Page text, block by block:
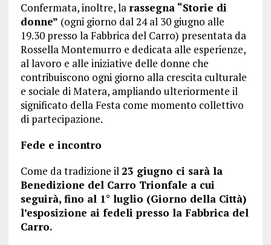
Confermata, inoltre, la rassegna “Storie di
donne” (ogni giorno dal 24 al 30 giugno alle
19.30 presso la Fabbrica del Carro) presentata da
Rossella Montemurro e dedicata alle esperienze,
al lavoro e alle iniziative delle donne che
contribuiscono ogni giorno alla crescita culturale
e sociale di Matera, ampliando ulteriormente il
significato della Festa come momento collettivo
di partecipazione.
Fede e incontro
Come da tradizione il 23 giugno ci sarà la
Benedizione del Carro Trionfale a cui
seguirà, fino al 1° luglio (Giorno della Città)
l’esposizione ai fedeli presso la Fabbrica del
Carro.